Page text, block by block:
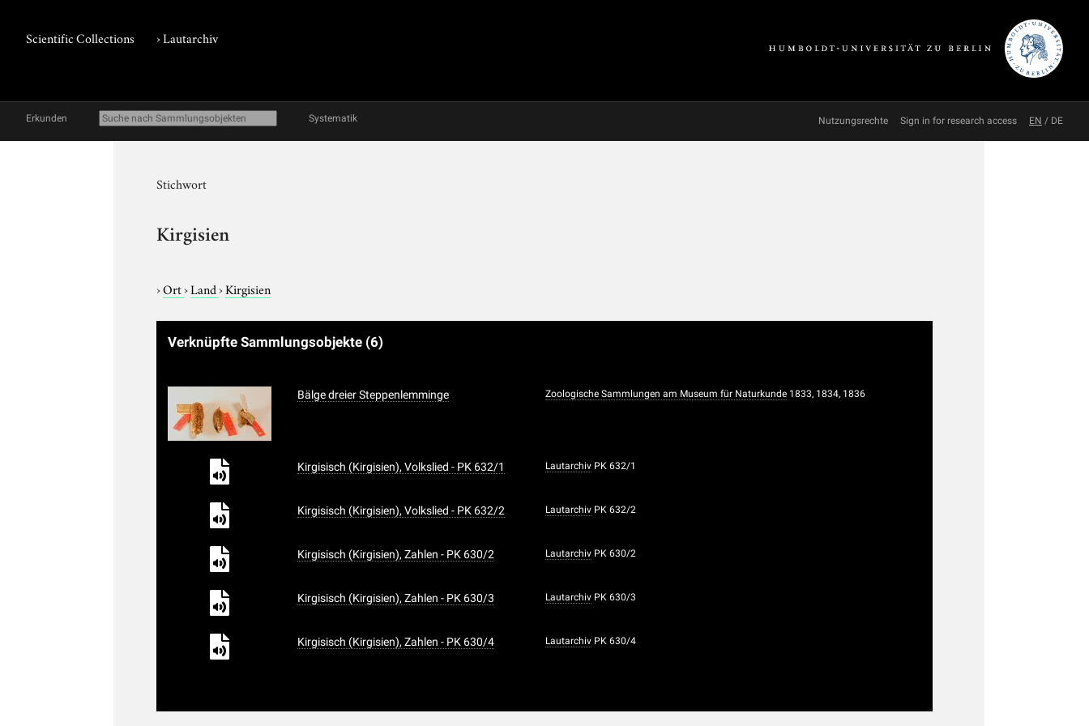
Scientific Collections ›Lautarchiv
Erkunden Systematik Nutzungsrechte Sign in for research access EN / DE
Stichwort
Kirgisien
›Ort›Land›Kirgisien
Verknüpfte Sammlungsobjekte (6)
Bälge dreier Steppenlemminge Zoologische Sammlungen am Museum für Naturkunde 1833, 1834, 1836
Kirgisisch (Kirgisien), Volkslied - PK 632/1 Lautarchiv PK 632/1
Kirgisisch (Kirgisien), Volkslied - PK 632/2 Lautarchiv PK 632/2
Kirgisisch (Kirgisien), Zahlen - PK 630/2 Lautarchiv PK 630/2
Kirgisisch (Kirgisien), Zahlen - PK 630/3 Lautarchiv PK 630/3
Kirgisisch (Kirgisien), Zahlen - PK 630/4 Lautarchiv PK 630/4